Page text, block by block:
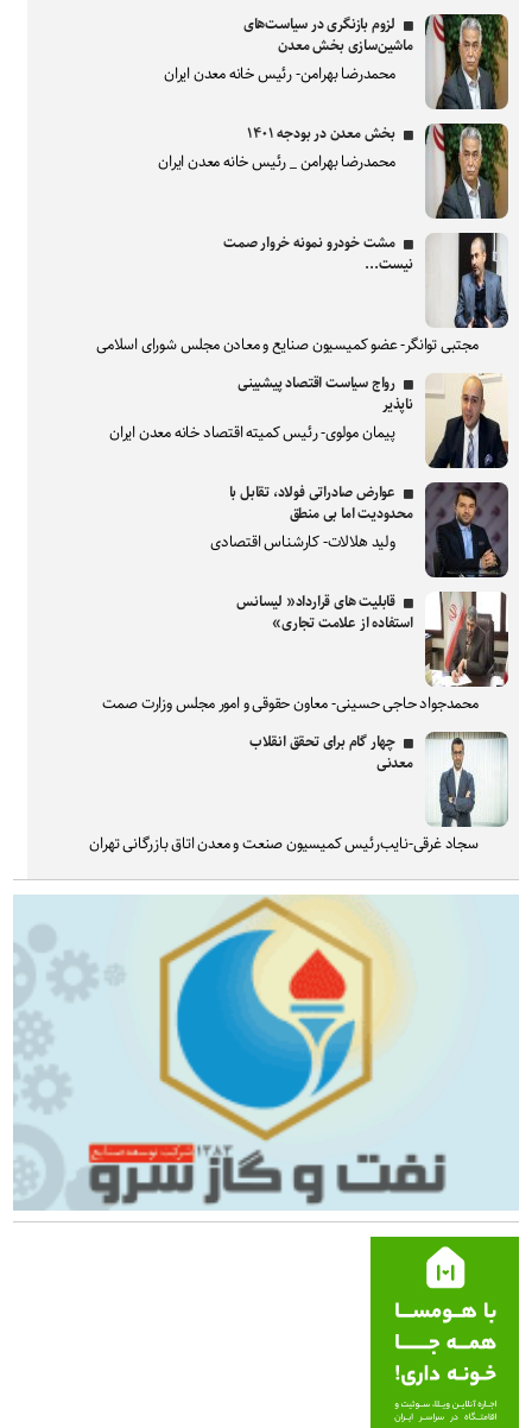
لزوم بازنگری در سیاست‌های
ماشین‌سازی بخش معدن
محمدرضا بهرامن- رئیس خانه معدن ایران
بخش معدن در بودجه ۱۴۰۱
محمدرضا بهرامن _ رئیس خانه معدن ایران
مشت خودرو نمونه خروار صمت
نیست...
مجتبی توانگر- عضو کمیسیون صنایع و معادن مجلس شورای اسلامی
رواج سیاست اقتصاد پیشبینی
ناپذیر
پیمان مولوی- رئیس کمیته اقتصاد خانه معدن ایران
عوارض صادراتی فولاد، تقابل با
محدودیت اما بی منطق
ولید هلالات- کارشناس اقتصادی
قابلیت های قرارداد« لیسانس
استفاده از علامت تجاری»
محمدجواد حاجی حسینی- معاون حقوقی و امور مجلس وزارت صمت
چهار گام برای تحقق انقلاب
معدنی
سجاد غرقی-نایب‌رئیس کمیسیون صنعت و معدن اتاق بازرگانی تهران